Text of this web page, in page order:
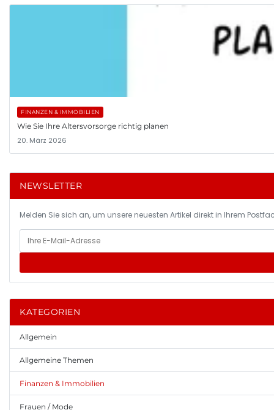
FINANZEN & IMMOBILIEN
Wie Sie Ihre Altersvorsorge richtig planen
20. März 2026
NEWSLETTER
Melden Sie sich an, um unsere neuesten Artikel direkt in Ihrem
KATEGORIEN
Allgemein
Allgemeine Themen
Finanzen & Immobilien
Frauen / Mode